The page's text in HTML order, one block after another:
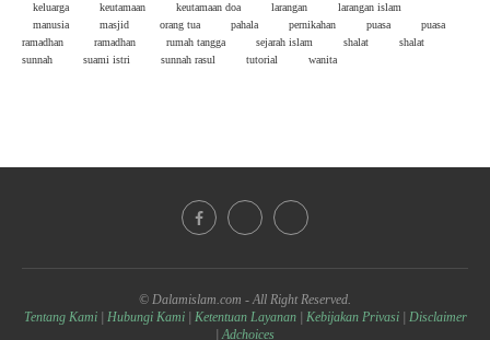
keluarga
keutamaan keutamaan doa larangan
larangan islam
manusia
masjid orang tua pahala pernikahan puasa
puasa
ramadhan
ramadhan rumah tangga sejarah islam shalat
shalat
sunnah
suami istri sunnah rasul tutorial wanita
© Dalamislam.com - All Right Reserved.
Tentang Kami
Hubungi Kami| Ketentuan Layanan| Kebijakan Privasi| Disclaimer
|Adchoices